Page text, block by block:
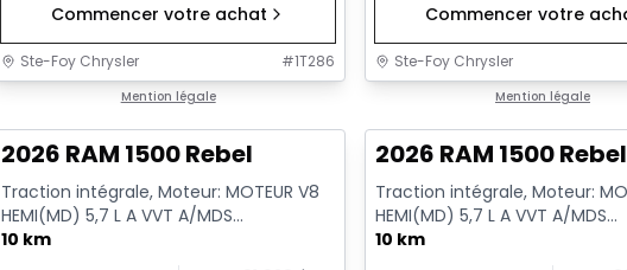
Commencer votre achat
Ste-Foy Chrysler #1T286
Mention légale
Commencer votre
Ste-Foy Chrysler
Mention légale
2026 RAM 1500 Rebel
Traction intégrale, Moteur: MOTEUR V8
HEMI(MD) 5,7 L A VVT A/MDS
ECO/ETORQUE - 8 Cyl. - Essence
10 km
2026 RAM 1500 Rebel
Traction intégrale, Moteur:
HEMI(MD) 5,7 L A VVT A/MDS
ECO/ETORQUE - 8 Cyl. -
10 km